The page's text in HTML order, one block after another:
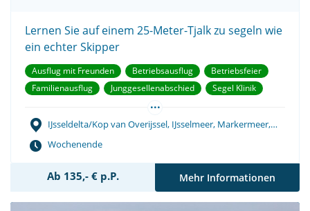
Lernen Sie auf einem 25-Meter-Tjalk zu segeln wie
ein echter Skipper
Ausflug mit Freunden Betriebsausflug
Betriebsfeier
Familienausflug
Junggesellenabschied
Segel Klinik
Teambuilding
...
IJsseldelta/Kop van Overijssel, IJsselmeer, Markermeer,
Wattenmeer
Wochenende
Ab 135,- € p.P. Mehr Informationen